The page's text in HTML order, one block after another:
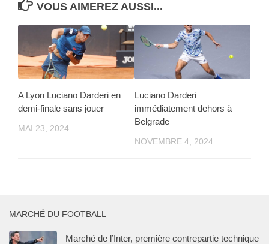
VOUS AIMEREZ AUSSI...
A Lyon Luciano Darderi en
demi-finale sans jouer
MAI 23, 2024
Luciano Darderi
immédiatement dehors à
Belgrade
NOVEMBRE 4, 2024
MARCHÉ DU FOOTBALL
Marché de l’Inter, première contrepartie technique